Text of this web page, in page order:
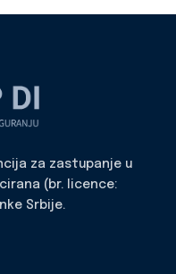
za zastupanje u
(br. licence:
Srbije.